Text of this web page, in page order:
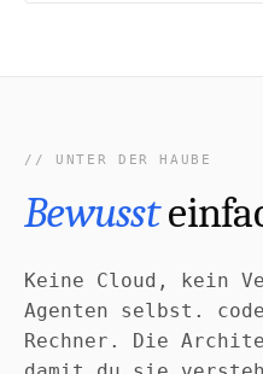
UNTER DER HAUBE
Bewusst
Keine Cloud, kein
Agenten selbst.
Rechner. Die